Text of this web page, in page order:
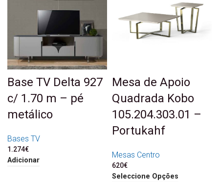
Base TV Delta 927
c/ 1.70 m – pé
metálico
Bases TV
1.274€
Adicionar
Mesa de Apoio
Quadrada Kobo
105.204.303.01 –
Portukahf
Mesas Centro
620€
Seleccione Opções